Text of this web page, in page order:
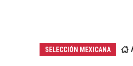
SELECCIÓN MEXICANA